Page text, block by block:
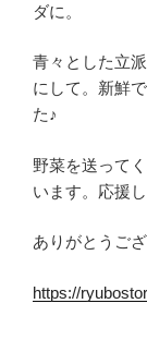
ダに。
青々とした立
にして。新鮮
た♪
野菜を送って
います。応援し
ありがとうござ
https://